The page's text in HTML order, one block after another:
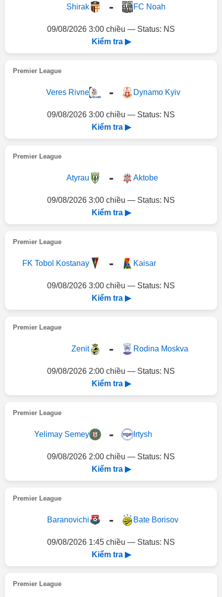
Shirak - FC Noah
09/08/2026 3:00 chiều — Status: NS
Kiểm tra ▶
Premier League
Veres Rivne - Dynamo Kyiv
09/08/2026 3:00 chiều — Status: NS
Kiểm tra ▶
Premier League
Atyrau - Aktobe
09/08/2026 3:00 chiều — Status: NS
Kiểm tra ▶
Premier League
FK Tobol Kostanay - Kaisar
09/08/2026 3:00 chiều — Status: NS
Kiểm tra ▶
Premier League
Zenit - Rodina Moskva
09/08/2026 2:00 chiều — Status: NS
Kiểm tra ▶
Premier League
Yelimay Semey - Irtysh
09/08/2026 2:00 chiều — Status: NS
Kiểm tra ▶
Premier League
Baranovichi - Bate Borisov
09/08/2026 1:45 chiều — Status: NS
Kiểm tra ▶
Premier League